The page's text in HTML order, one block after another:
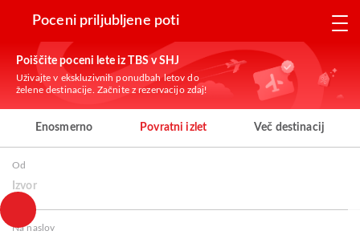
Poceni priljubljene poti
Poiščite poceni lete iz TBS v SHJ
Uživajte v ekskluzivnih ponudbah letov do
želene destinacije. Začnite z rezervacijo zdaj!
Enosmerno Povratni izlet Več destinacij
Od
Izvor
Na naslov